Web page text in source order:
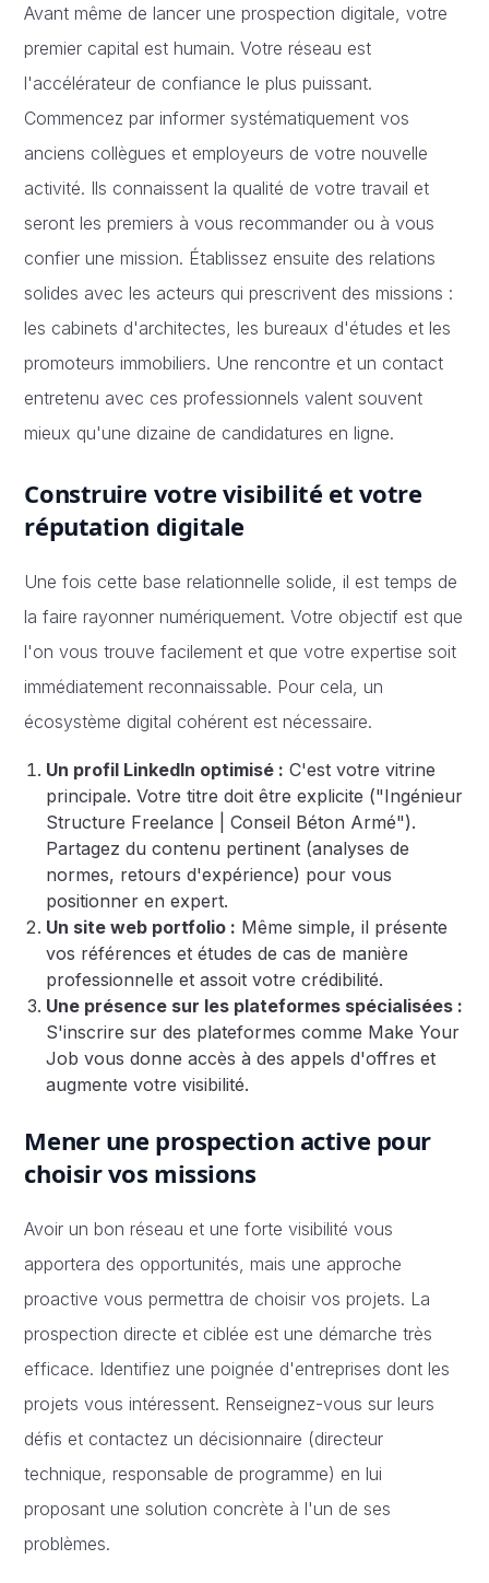
Avant même de lancer une prospection digitale, votre
premier capital est humain. Votre réseau est
l'accélérateur de confiance le plus puissant.
Commencez par informer systématiquement vos
anciens collègues et employeurs de votre nouvelle
activité. Ils connaissent la qualité de votre travail et
seront les premiers à vous recommander ou à vous
confier une mission. Établissez ensuite des relations
solides avec les acteurs qui prescrivent des missions :
les cabinets d'architectes, les bureaux d'études et les
promoteurs immobiliers. Une rencontre et un contact
entretenu avec ces professionnels valent souvent
mieux qu'une dizaine de candidatures en ligne.
Construire votre visibilité et votre
réputation digitale
Une fois cette base relationnelle solide, il est temps de
la faire rayonner numériquement. Votre objectif est que
l'on vous trouve facilement et que votre expertise soit
immédiatement reconnaissable. Pour cela, un
écosystème digital cohérent est nécessaire.
Un profil LinkedIn optimisé : C'est votre vitrine
principale. Votre titre doit être explicite ("Ingénieur
Structure Freelance | Conseil Béton Armé").
Partagez du contenu pertinent (analyses de
normes, retours d'expérience) pour vous
positionner en expert.
Un site web portfolio : Même simple, il présente
vos références et études de cas de manière
professionnelle et assoit votre crédibilité.
Une présence sur les plateformes spécialisées :
S'inscrire sur des plateformes comme Make Your
Job vous donne accès à des appels d'offres et
augmente votre visibilité.
Mener une prospection active pour
choisir vos missions
Avoir un bon réseau et une forte visibilité vous
apportera des opportunités, mais une approche
proactive vous permettra de choisir vos projets. La
prospection directe et ciblée est une démarche très
efficace. Identifiez une poignée d'entreprises dont les
projets vous intéressent. Renseignez-vous sur leurs
défis et contactez un décisionnaire (directeur
technique, responsable de programme) en lui
proposant une solution concrète à l'un de ses
problèmes.